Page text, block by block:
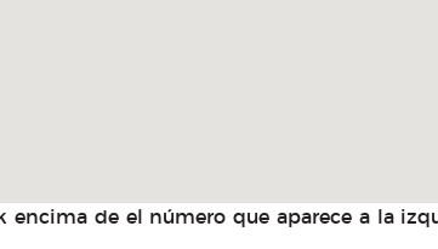
de el número que aparece a la